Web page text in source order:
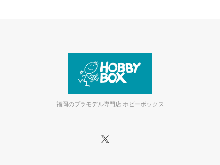
福岡のプラモデル専門店 ホビーボックス